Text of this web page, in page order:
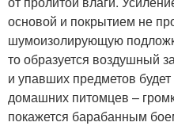
основой и покрытием не
шумоизолирующую
то образуется воздушный
и упавших предметов будет
домашних питомцев –
покажется барабанным